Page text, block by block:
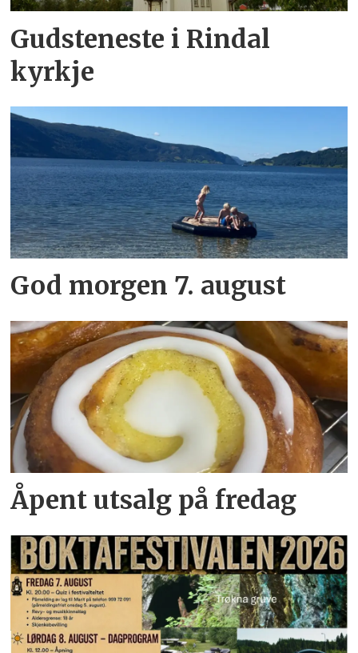
Gudsteneste i Rindal
kyrkje
God morgen 7. august
Åpent utsalg på fredag